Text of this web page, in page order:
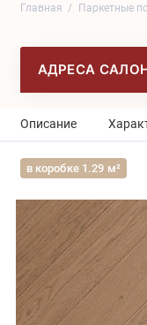
Главная Паркетные
АДРЕСА
Описание
в коробке 1.29 м²